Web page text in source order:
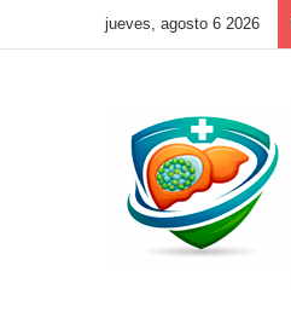
jueves, agosto 6 2026